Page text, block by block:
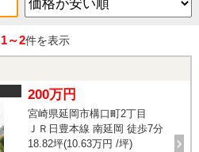
1～2件を表示
200万円
宮崎県延岡市構口町2丁目
ＪＲ日豊本線 南延岡 徒歩7分
18.82坪(10.63万円 /坪)